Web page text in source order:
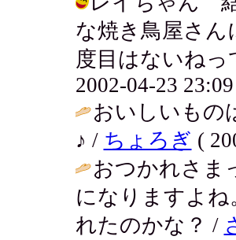
な焼き鳥屋さん
度目はないね
2002-04-23
おいしいもの
♪ / ちょろぎ (
おつかれさま
になりますよ
れたのかな？ /